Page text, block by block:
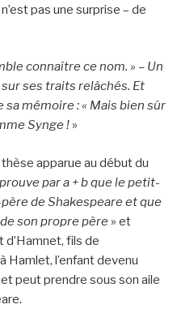
pas une surprise – de
connaître ce nom. » – Un
ses traits relâchés. Et
mémoire : « Mais bien sûr
Synge ! »
apparue au début du
par a + b que le petit-
de Shakespeare et que
son propre père » et
fils de
Hamlet, l’enfant devenu
peut prendre sous son aile